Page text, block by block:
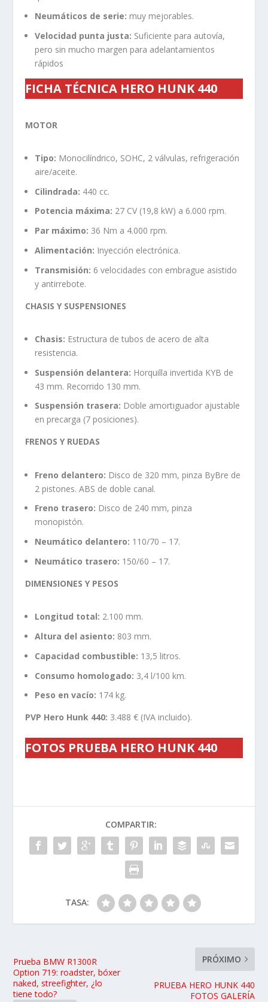
Neumáticos de serie: muy mejorables.
Velocidad punta justa: Suficiente para autovía,
pero sin mucho margen para adelantamientos
rápidos
FICHA TÉCNICA HERO HUNK 440
MOTOR
Tipo: Monocilíndrico, SOHC, 2 válvulas, refrigeración
aire/aceite.
Cilindrada: 440 cc.
Potencia máxima: 27 CV (19,8 kW) a 6.000 rpm.
Par máximo: 36 Nm a 4.000 rpm.
Alimentación: Inyección electrónica.
Transmisión: 6 velocidades con embrague asistido
y antirrebote.
CHASIS Y SUSPENSIONES
Chasis: Estructura de tubos de acero de alta
resistencia.
Suspensión delantera: Horquilla invertida KYB de
43 mm. Recorrido 130 mm.
Suspensión trasera: Doble amortiguador ajustable
en precarga (7 posiciones).
FRENOS Y RUEDAS
Freno delantero: Disco de 320 mm, pinza ByBre de
2 pistones. ABS de doble canal.
Freno trasero: Disco de 240 mm, pinza
monopistón.
Neumático delantero: 110/70 – 17.
Neumático trasero: 150/60 – 17.
DIMENSIONES Y PESOS
Longitud total: 2.100 mm.
Altura del asiento: 803 mm.
Capacidad combustible: 13,5 litros.
Consumo homologado: 3,4 l/100 km.
Peso en vacío: 174 kg.
PVP Hero Hunk 440: 3.488 € (IVA incluido).
FOTOS PRUEBA HERO HUNK 440
COMPARTIR:
TASA:
Prueba BMW R1300R
Option 719: roadster, bóxer
naked, streefighter, ¿lo
tiene todo?
PRÓXIMO
PRUEBA HERO HUNK 440
FOTOS GALERÍA